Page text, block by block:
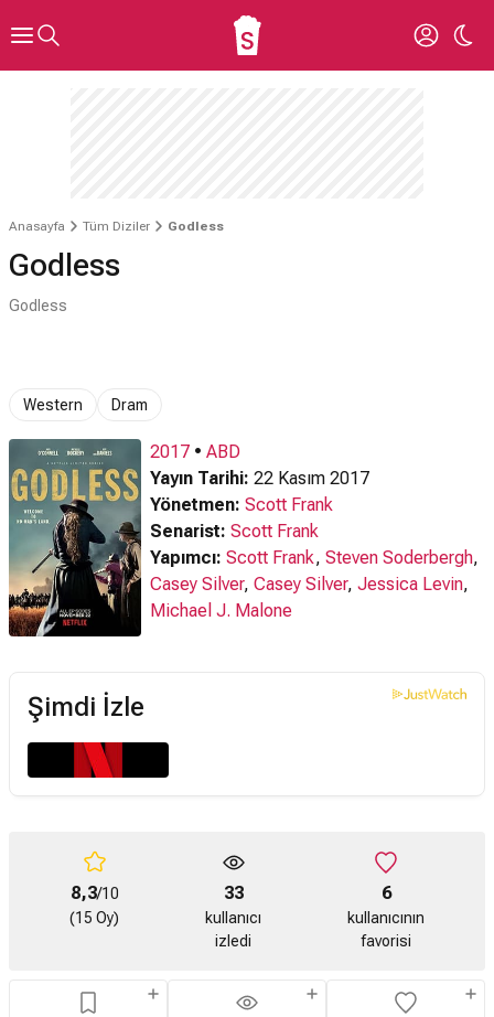
Anasayfa Tüm Diziler Godless
Godless
Godless
Western Dram
2017 • ABD
Yayın Tarihi: 22 Kasım 2017
Yönetmen: Scott Frank
Senarist: Scott Frank
Yapımcı: Scott Frank, Steven Soderbergh,
Casey Silver, Casey Silver, Jessica Levin,
Michael J. Malone
Şimdi İzle
8,3/10
(15 Oy)
33
kullanıcı
izledi
6
kullanıcının
favorisi